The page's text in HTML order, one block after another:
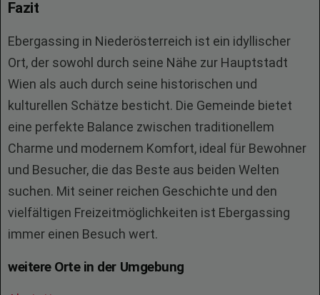
Fazit
Ebergassing in Niederösterreich ist ein idyllischer
Ort, der sowohl durch seine Nähe zur Hauptstadt
Wien als auch durch seine historischen und
kulturellen Schätze besticht. Die Gemeinde bietet
eine perfekte Balance zwischen traditionellem
Charme und modernem Komfort, ideal für Bewohner
und Besucher, die das Beste aus beiden Welten
suchen. Mit seiner reichen Geschichte und den
vielfältigen Freizeitmöglichkeiten ist Ebergassing
immer einen Besuch wert.
weitere Orte in der Umgebung